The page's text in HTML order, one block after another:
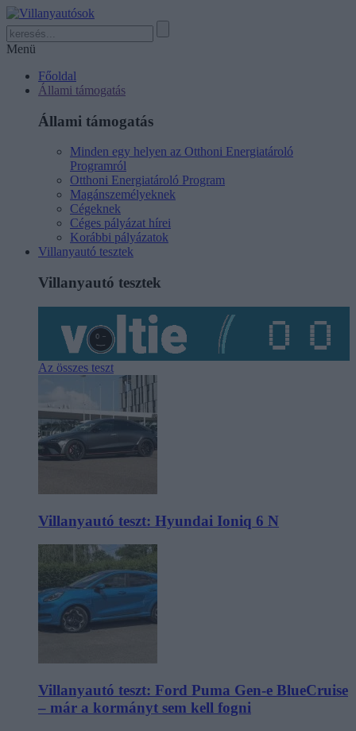
Menü
Főoldal
Állami támogatás
Állami támogatás
Minden egy helyen az Otthoni Energiatároló
Programról
Otthoni Energiatároló Program
Magánszemélyeknek
Cégeknek
Céges pályázat hírei
Korábbi pályázatok
Villanyautó tesztek
Villanyautó tesztek
Az összes teszt
Villanyautó teszt: Hyundai Ioniq 6 N
Villanyautó teszt: Ford Puma Gen-e BlueCruise
– már a kormányt sem kell fogni